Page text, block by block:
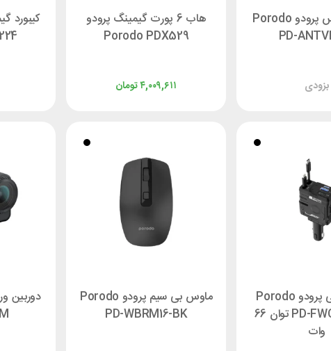
اندروید باکس پرودو Porodo
PD-
بزودی
هاب 6 پورت گیمینگ پرودو
Porodo PDX529
تومان۴,۰۰۹,۶۱۱
کیبورد
شارژر فندکی پرودو Porodo
PD-FWCH029-BK توان 66
وات
ماوس بی سیم پرودو Porodo
PD-WBRM16-BK